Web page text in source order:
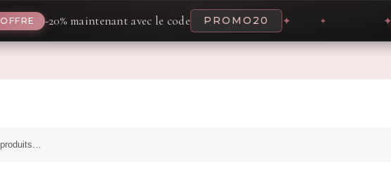
-20% maintenant avec le code PROMO20 ✦ OFFRE